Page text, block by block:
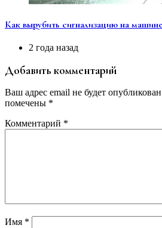
Как вырубить сигнализацию на машине
2 года назад
Добавить комментарий
Ваш адрес email не будет
помечены *
Комментарий *
Имя *